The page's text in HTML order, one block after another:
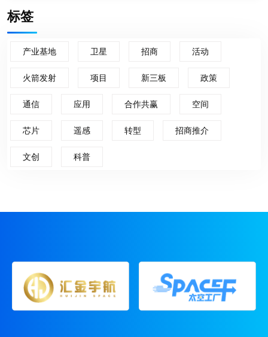
标签
产业基地 卫星 招商 活动
火箭发射 项目 新三板 政策
通信 应用 合作共赢 空间
芯片 遥感 转型 招商推介
文创 科普